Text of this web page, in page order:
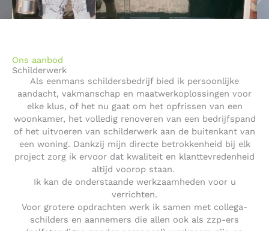
Ons aanbod
Schilderwerk
Als eenmans schildersbedrijf bied ik persoonlijke
aandacht, vakmanschap en maatwerkoplossingen voor
elke klus, of het nu gaat om het opfrissen van een
woonkamer, het volledig renoveren van een bedrijfspand
of het uitvoeren van schilderwerk aan de buitenkant van
een woning. Dankzij mijn directe betrokkenheid bij elk
project zorg ik ervoor dat kwaliteit en klanttevredenheid
altijd voorop staan.
Ik kan de onderstaande werkzaamheden voor u
verrichten.
Voor grotere opdrachten werk ik samen met collega-
schilders en aannemers die allen ook als zzp-ers